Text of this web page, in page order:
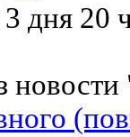
дня 20
новости